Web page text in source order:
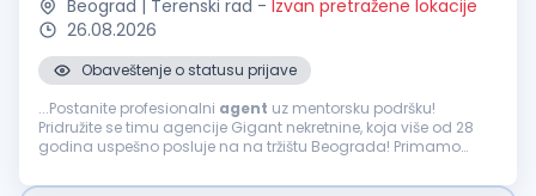
Beograd | Terenski rad - Izvan pretražene lokacije
26.08.2026
Obaveštenje o statusu prijave
...Postanite profesionalni agent uz mentorsku podršku!
Pridružite se timu agencije Gigant nekretnine, koja više od 28
godina uspešno posluje na na tržištu Beograda! Primamo
nekretnine, bilo...